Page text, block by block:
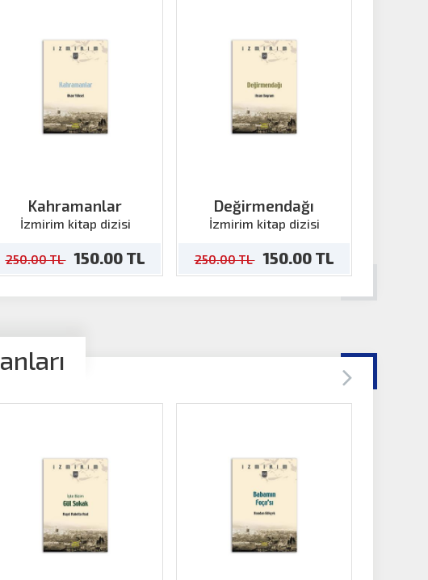
Kahramanlar
İzmirim kitap dizisi
250.00 TL 150.00 TL
Değirmendağı
İzmirim kitap dizisi
250.00 TL 150.00 TL